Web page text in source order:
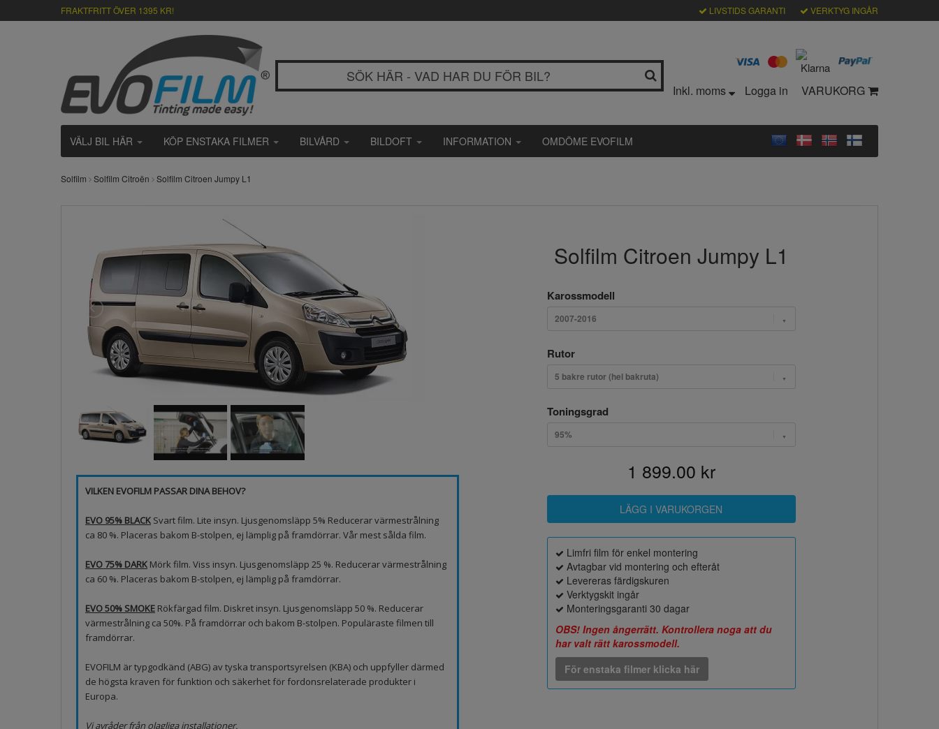
FRAKTFRITT ÖVER 1395 KR! LIVSTIDS GARANTI VERKTYG INGÅR
Inkl. moms Logga in VARUKORG
VÄLJ BIL HÄR KÖP ENSTAKA FILMER BILVÅRD BILDOFT INFORMATION OMDÖME EVOFILM
Solfilm Solfilm Citroën Solfilm Citroen Jumpy L1
VILKEN EVOFILM PASSAR DINA BEHOV?
EVO 95% BLACK Svart film. Lite insyn. Ljusgenomsläpp 5% Reducerar värmestrålning
ca 80 %. Placeras bakom B-stolpen, ej lämplig på framdörrar. Vår mest sålda film.
EVO 75% DARK Mörk film. Viss insyn. Ljusgenomsläpp 25 %. Reducerar värmestrålning
ca 60 %. Placeras bakom B-stolpen, ej lämplig på framdörrar.
EVO 50% SMOKE Rökfärgad film. Diskret insyn. Ljusgenomsläpp 50 %. Reducerar
värmestrålning ca 50%. På framdörrar och bakom B-stolpen. Populäraste filmen till
framdörrar.
EVOFILM är typgodkänd (ABG) av tyska transportsyrelsen (KBA) och uppfyller därmed
de högsta kraven för funktion och säkerhet för fordonsrelaterade produkter i
Europa.
Vi avråder från olagliga installationer.
Solfilm Citroen Jumpy L1
Karossmodell
2007-2016
Rutor
5 bakre rutor (hel bakruta)
Toningsgrad
95%
1 899.00 kr
Limfri film för enkel montering
Avtagbar vid montering och efteråt
Levereras färdigskuren
Verktygskit ingår
Monteringsgaranti 30 dagar
OBS! Ingen ångerrätt. Kontrollera noga att du
har valt rätt karossmodell.
För enstaka filmer klicka här